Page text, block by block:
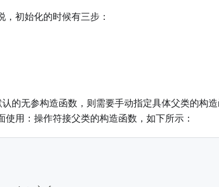
初始化的时候有三步：
的无参构造函数，则需要手动指定具体父类的构
用：操作符接父类的构造函数，如下所示：